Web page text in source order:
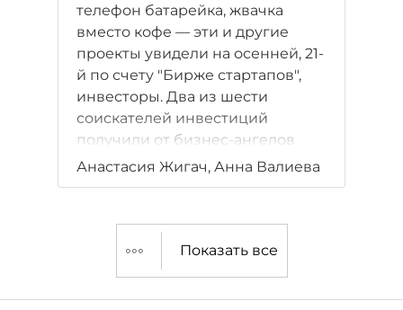
телефон батарейка, жвачка
вместо кофе — эти и другие
проекты увидели на осенней, 21-
й по счету "Бирже стартапов",
инвесторы. Два из шести
соискателей инвестиций
получили от бизнес-ангелов
предложение о сотрудничестве.
Анастасия Жигач, Анна Валиева
Показать все